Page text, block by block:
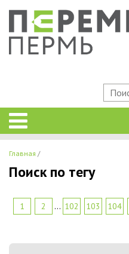
Главная
Поиск по тегу
1 2 ... 102 103 104